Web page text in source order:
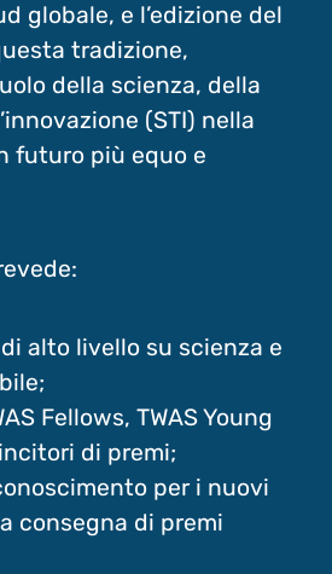
globale, e l’edizione del
tradizione,
della scienza, della
(STI) nella
futuro più equo e
alto livello su scienza e
Fellows, TWAS Young
di premi;
per i nuovi
consegna di premi